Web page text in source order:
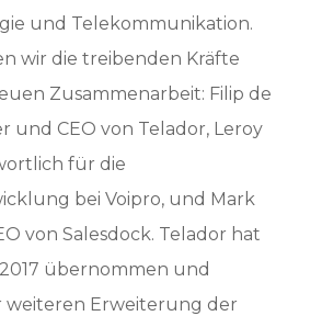
und Telekommunikation.
wir die treibenden Kräfte
Zusammenarbeit: Filip de
und CEO von Telador, Leroy
für die
bei Voipro, und Mark
von Salesdock. Telador hat
übernommen und
weiteren Erweiterung der